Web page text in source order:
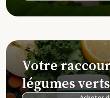
Votre
légumes